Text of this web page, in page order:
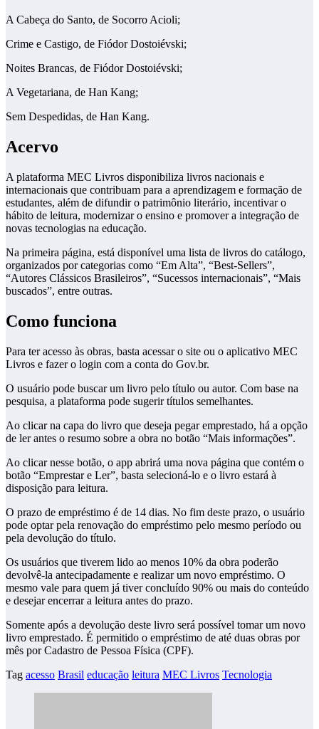
A Cabeça do Santo, de Socorro Acioli;
Crime e Castigo, de Fiódor Dostoiévski;
Noites Brancas, de Fiódor Dostoiévski;
A Vegetariana, de Han Kang;
Sem Despedidas, de Han Kang.
Acervo
A plataforma MEC Livros disponibiliza livros nacionais e
internacionais que contribuam para a aprendizagem e formação de
estudantes, além de difundir o patrimônio literário, incentivar o
hábito de leitura, modernizar o ensino e promover a integração de
novas tecnologias na educação.
Na primeira página, está disponível uma lista de livros do catálogo,
organizados por categorias como “Em Alta”, “Best-Sellers”,
“Autores Clássicos Brasileiros”, “Sucessos internacionais”, “Mais
buscados”, entre outras.
Como funciona
Para ter acesso às obras, basta acessar o site ou o aplicativo MEC
Livros e fazer o login com a conta do Gov.br.
O usuário pode buscar um livro pelo título ou autor. Com base na
pesquisa, a plataforma pode sugerir títulos semelhantes.
Ao clicar na capa do livro que deseja pegar emprestado, há a opção
de ler antes o resumo sobre a obra no botão “Mais informações”.
Ao clicar nesse botão, o app abrirá uma nova página que contém o
botão “Emprestar e Ler”, basta selecioná-lo e o livro estará à
disposição para leitura.
O prazo de empréstimo é de 14 dias. No fim deste prazo, o usuário
pode optar pela renovação do empréstimo pelo mesmo período ou
pela devolução do título.
Os usuários que tiverem lido ao menos 10% da obra poderão
devolvê-la antecipadamente e realizar um novo empréstimo. O
mesmo vale para quem já tiver concluído 90% ou mais do conteúdo
e desejar encerrar a leitura antes do prazo.
Somente após a devolução deste livro será possível tomar um novo
livro emprestado. É permitido o empréstimo de até duas obras por
mês por Cadastro de Pessoa Física (CPF).
Tag acesso Brasil educação leitura MEC Livros Tecnologia